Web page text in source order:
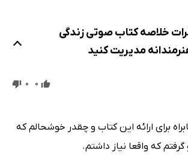
خلاصه کتاب صوتی زندگی
مدیریت کنید
0
0
برای ارائه این کتاب و چقدر خوشحالم که
گرفتم که واقعا نیاز داشتم.